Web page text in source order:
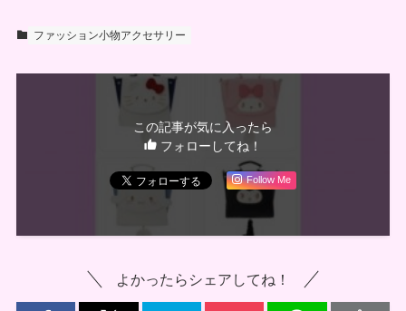
ファッション小物アクセサリー
この記事が気に入ったら
フォローしてね！
Follow Me
よかったらシェアしてね！